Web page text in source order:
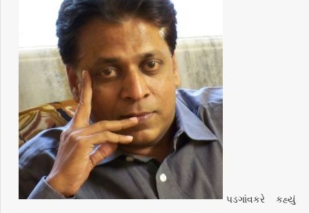
પડગાંવકરે કહ્યું